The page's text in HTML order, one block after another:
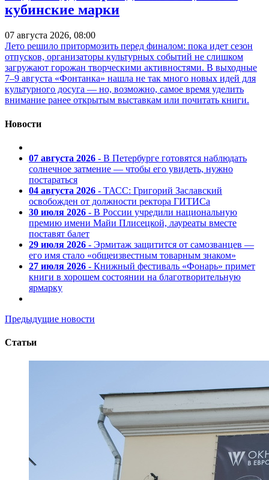
кубинские марки
07 августа 2026, 08:00
Лето решило притормозить перед финалом: пока идет сезон
отпусков, организаторы культурных событий не слишком
загружают горожан творческими активностями. В выходные
7–9 августа «Фонтанка» нашла не так много новых идей для
культурного досуга — но, возможно, самое время уделить
внимание ранее открытым выставкам или почитать книги.
Новости
07 августа 2026 - В Петербурге готовятся наблюдать
солнечное затмение — чтобы его увидеть, нужно
постараться
04 августа 2026 - ТАСС: Григорий Заславский
освобожден от должности ректора ГИТИСа
30 июля 2026 - В России учредили национальную
премию имени Майи Плисецкой, лауреаты вместе
поставят балет
29 июля 2026 - Эрмитаж защитится от самозванцев —
его имя стало «общеизвестным товарным знаком»
27 июля 2026 - Книжный фестиваль «Фонарь» примет
книги в хорошем состоянии на благотворительную
ярмарку
Предыдущие новости
Статьи